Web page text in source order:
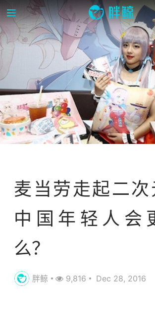
麦当劳走起二次
中国年轻人会
么？
胖鲸 9,816 Dec 28, 2016